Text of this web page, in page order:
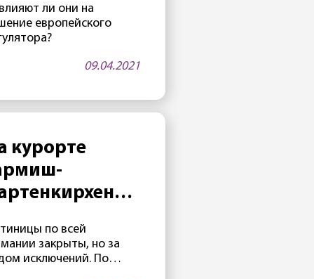
ли они на
европейского
09.04.2021
курорте
по всей
закрыты, но за
исключений. По